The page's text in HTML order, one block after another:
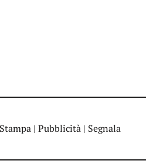
| Pubblicità | Segnala